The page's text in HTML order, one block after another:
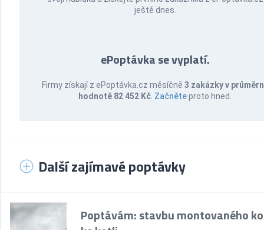
ještě dnes.
ePoptávka se vyplatí.
Firmy získají z ePoptávka.cz měsíčně 3 zakázky v
hodnotě 82 452 Kč Začněteproto hned.
Další zajímavé poptávky
Poptávám: stavbu montovaného